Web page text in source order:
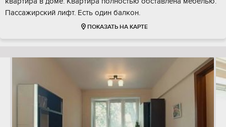
Пассажирский лифт. Есть один балкон.
ПОКАЗАТЬ НА КАРТЕ